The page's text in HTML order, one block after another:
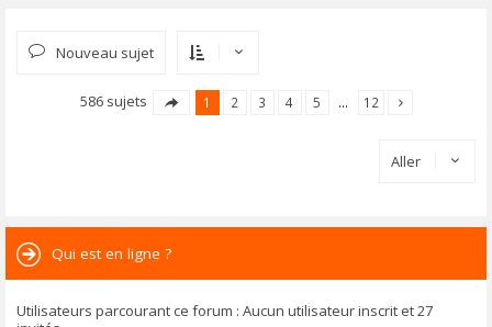
Nouveau sujet
586 sujets 1 2 3 4 5 … 12
Aller
Qui est en ligne ?
Utilisateurs parcourant ce forum : Aucun utilisateur inscrit et 27